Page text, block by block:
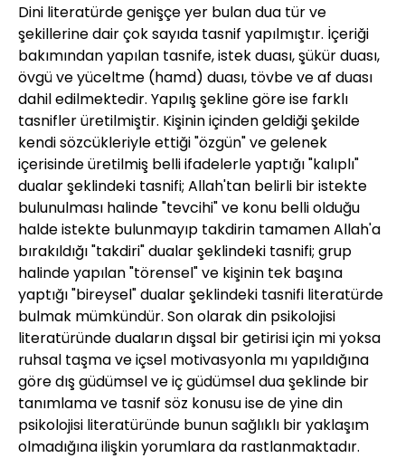
Dini literatürde genişçe yer bulan dua tür ve
şekillerine dair çok sayıda tasnif yapılmıştır. İçeriği
bakımından yapılan tasnife, istek duası, şükür duası,
övgü ve yüceltme (hamd) duası, tövbe ve af duası
dahil edilmektedir. Yapılış şekline göre ise farklı
tasnifler üretilmiştir. Kişinin içinden geldiği şekilde
kendi sözcükleriyle ettiği "özgün" ve gelenek
içerisinde üretilmiş belli ifadelerle yaptığı "kalıplı"
dualar şeklindeki tasnifi; Allah'tan belirli bir istekte
bulunulması halinde "tevcihi" ve konu belli olduğu
halde istekte bulunmayıp takdirin tamamen Allah'a
bırakıldığı "takdiri" dualar şeklindeki tasnifi; grup
halinde yapılan "törensel" ve kişinin tek başına
yaptığı "bireysel" dualar şeklindeki tasnifi literatürde
bulmak mümkündür. Son olarak din psikolojisi
literatüründe duaların dışsal bir getirisi için mi yoksa
ruhsal taşma ve içsel motivasyonla mı yapıldığına
göre dış güdümsel ve iç güdümsel dua şeklinde bir
tanımlama ve tasnif söz konusu ise de yine din
psikolojisi literatüründe bunun sağlıklı bir yaklaşım
olmadığına ilişkin yorumlara da rastlanmaktadır.